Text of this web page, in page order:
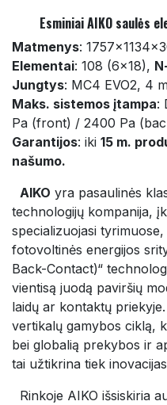
Esminiai AIKO saulės
Matmenys:
Elementai: 108 (6×18),
Jungtys: MC4 EVO2, 4
Maks. sistemos įtampa:
Pa (front) / 2400 Pa
Garantijos: iki 15 m.
našumo.
AIKO yra pasaulinės
technologijų kompanija,
specializuojasi
fotovoltinės energijos
Back-Contact)“
vientisą juodą paviršių
laidų ar kontaktų
vertikalų gamybos ciklą,
bei globalią prekybos ir
tai užtikrina tiek
​Rinkoje AIKO išsiskiria